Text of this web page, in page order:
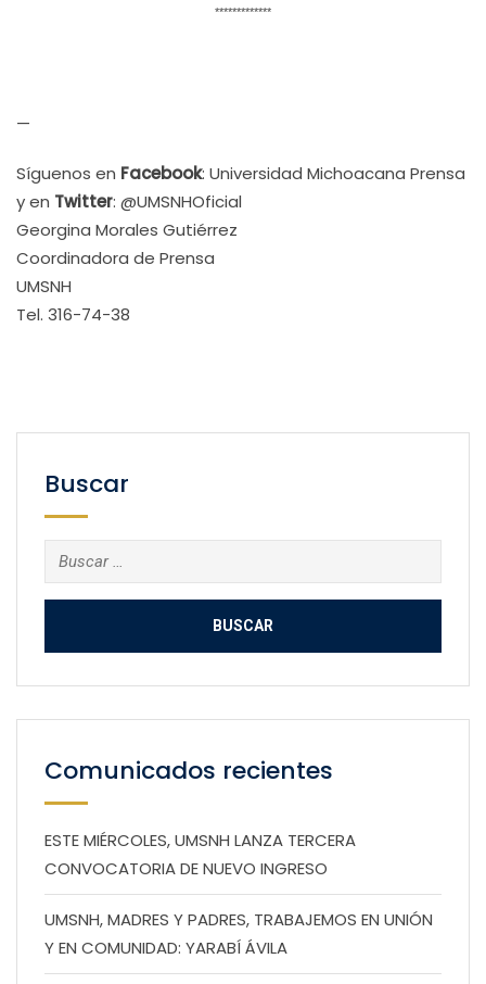
*************
—
Síguenos en Facebook: Universidad Michoacana Prensa
y en Twitter: @UMSNHOficial
Georgina Morales Gutiérrez
Coordinadora de Prensa
UMSNH
Tel. 316-74-38
Buscar
Buscar:
Comunicados recientes
ESTE MIÉRCOLES, UMSNH LANZA TERCERA
CONVOCATORIA DE NUEVO INGRESO
UMSNH, MADRES Y PADRES, TRABAJEMOS EN UNIÓN
Y EN COMUNIDAD: YARABÍ ÁVILA